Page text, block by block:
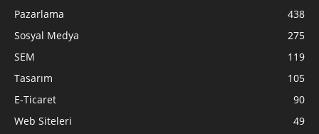
Pazarlama
438
Sosyal Medya
275
SEM
119
Tasarım
105
E-Ticaret
90
Web Siteleri
49